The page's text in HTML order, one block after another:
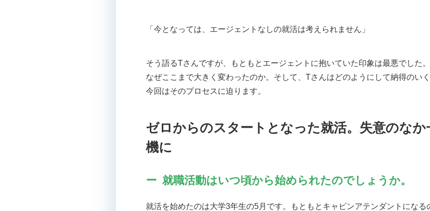
「今となっては、エージェントなしの就活は考えられません」
そう語るTさんですが、もともとエージェントに抱いていた印象は最悪でした
なぜここまで大きく変わったのか。そして、Tさんはどのようにして納得のい
今回はそのプロセスに迫ります。
ゼロからのスタートとなった就活。失意のなか
機に
就職活動はいつ頃から始められたのでしょうか。
就活を始めたのは大学3年生の5月です。もともとキャビンアテンダントになる